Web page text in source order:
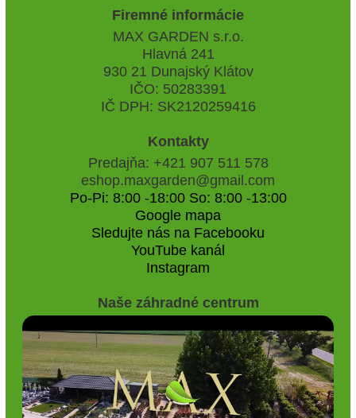
Firemné informácie
MAX GARDEN s.r.o.
Hlavná 241
930 21 Dunajský Klátov
IČO: 50283391
IČ DPH: SK2120259416
Kontakty
Predajňa: +421 907 511 578
eshop.maxgarden@gmail.com
Po-Pi: 8:00 -18:00 So: 8:00 -13:00
Google mapa
Sledujte nás na Facebooku
YouTube kanál
Instagram
Naše záhradné centrum